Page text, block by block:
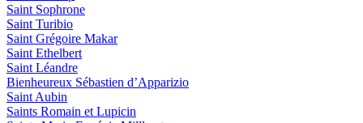
Saint Sophrone
Saint Turibio
Saint Grégoire Makar
Saint Ethelbert
Saint Léandre
Bienheureux Sébastien d’Apparizio
Saint Aubin
Saints Romain et Lupicin